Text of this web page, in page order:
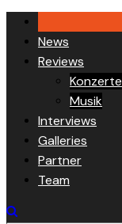
Skip
content
News
Reviews
Konzerte
Musik
Interviews
Galleries
Partner
Team